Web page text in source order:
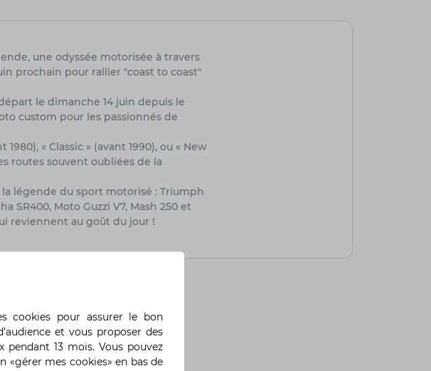
une odyssée motorisée à travers
prochain pour rallier "coast to coast"
le dimanche 14 juin depuis le
custom pour les passionnés de
« Classic » (avant 1990), ou « New
routes souvent oubliées de la
légende du sport motorisé : Triumph
SR400, Moto Guzzi V7, Mash 250 et
reviennent au goût du jour !
cookies pour assurer le bon
et vous proposer des
pendant 13 mois. Vous pouvez
«gérer mes cookies» en bas de